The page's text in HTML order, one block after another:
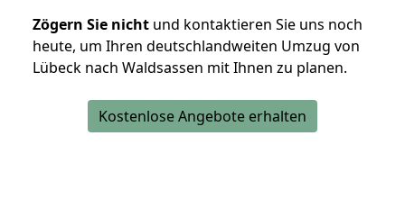
Zögern Sie nicht und kontaktieren Sie uns noch
heute, um Ihren deutschlandweiten Umzug von
Lübeck nach Waldsassen mit Ihnen zu planen.
Kostenlose Angebote erhalten